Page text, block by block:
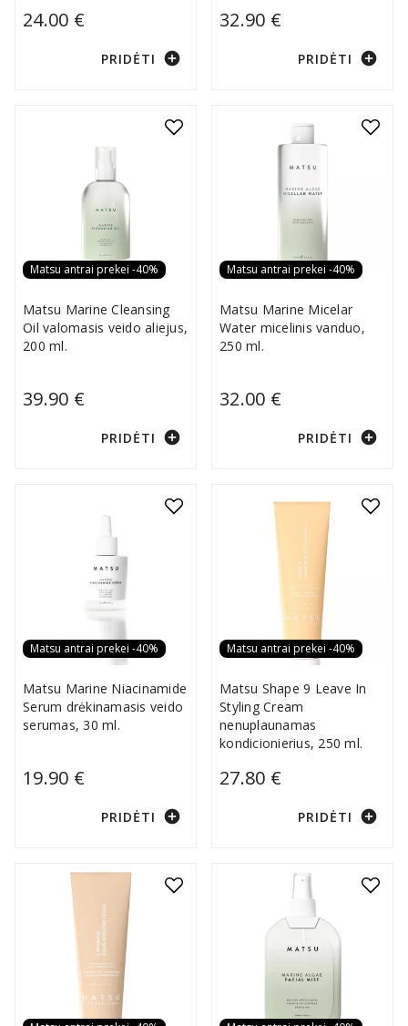
24.00 €
PRIDĖTI add_circle
32.90 €
PRIDĖTI add_circle
Matsu antrai prekei -40%
Matsu Marine Cleansing
Oil valomasis veido aliejus,
200 ml.
39.90 €
PRIDĖTI add_circle
Matsu antrai prekei -40%
Matsu Marine Micelar
Water micelinis vanduo,
250 ml.
32.00 €
PRIDĖTI add_circle
Matsu antrai prekei -40%
Matsu Marine Niacinamide
Serum drėkinamasis veido
serumas, 30 ml.
19.90 €
PRIDĖTI add_circle
Matsu antrai prekei -40%
Matsu Shape 9 Leave In
Styling Cream
nenuplaunamas
kondicionierius, 250 ml.
27.80 €
PRIDĖTI add_circle